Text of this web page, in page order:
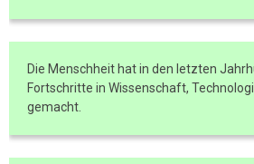
Die Menschheit hat in den letzten
Fortschritte in Wissenschaft,
gemacht.